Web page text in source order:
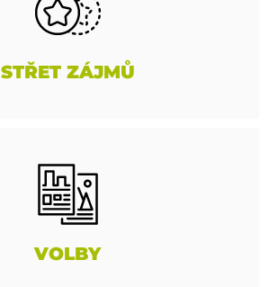
STŘET ZÁJMŮ
VOLBY